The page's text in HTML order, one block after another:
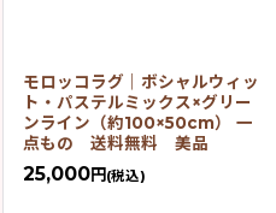
モロッコラグ｜ボシャルウィッ
ト・パステルミックス×グリー
ンライン（約100×50cm） 一
点もの 送料無料 美品
25,000円 (税込)